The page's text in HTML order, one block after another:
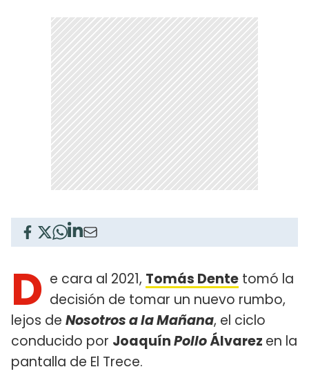
D e cara al 2021, Tomás Dente tomó la
decisión de tomar un nuevo rumbo,
lejos de Nosotros a la Mañana, el ciclo
conducido por JoaquínPolloÁlvarez en la
pantalla de El Trece.